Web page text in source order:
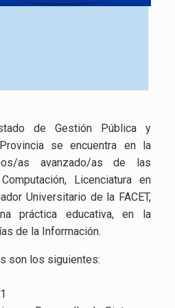
de Gestión Pública y
se encuentra en la
as avanzado/as de las
Licenciatura en
Universitario de la FACET,
práctica educativa, en la
de la Información.
son los siguientes: